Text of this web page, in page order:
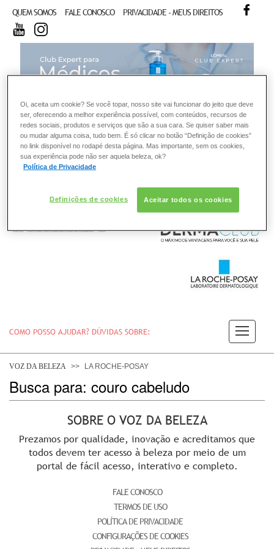
QUEM SOMOS FALE CONOSCO PRIVACIDADE - MEUS DIREITOS
YOUTUBE
COMO POSSO AJUDAR? DÚVIDAS SOBRE:
PELE
DESODORANTE
VOZ DA BELEZA LA ROCHE-POSAY
Busca para: couro cabeludo
SOBRE O VOZ DA BELEZA
Prezamos por qualidade, inovação e acreditamos que
todos devem ter acesso à beleza por meio de um
portal de fácil acesso, interativo e completo.
FALE CONOSCO
TERMOS DE USO
POLÍTICA DE PRIVACIDADE
CONFIGURAÇÕES DE COOKIES
Oi, aceita um cookie? Se você topar, nosso site vai funcionar do jeito que deve
ser, oferecendo a melhor experiência possível, com conteúdos, recursos de
redes sociais, produtos e serviços que são a sua cara. Se quiser saber mais
ou mudar alguma coisa, tudo bem. É só clicar no botão “Definição de cookies”
no link disponível no rodapé desta página. Mas importante, sem os cookies,
sua experiência pode não ser aquela beleza, ok?
Política de Privacidade
Definições de cookies Aceitar todos os cookies